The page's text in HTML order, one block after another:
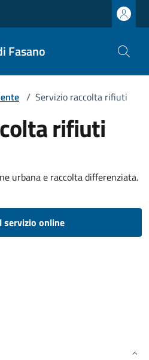
Fasano
/ Servizio raccolta rifiuti
rifiuti
urbana e raccolta differenziata.
servizio online